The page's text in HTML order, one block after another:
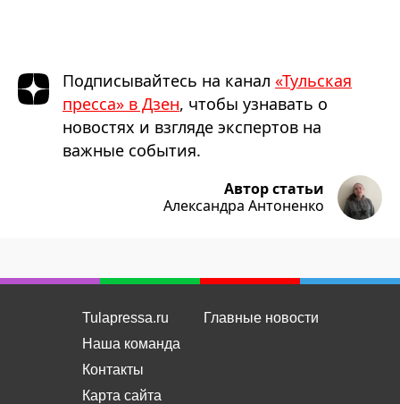
Подписывайтесь на канал «Тульская
пресса» в Дзен, чтобы узнавать о
новостях и взгляде экспертов на
важные события.
Автор статьи
Александра Антоненко
Tulapressa.ru
Наша команда
Контакты
Карта сайта
Главные новости